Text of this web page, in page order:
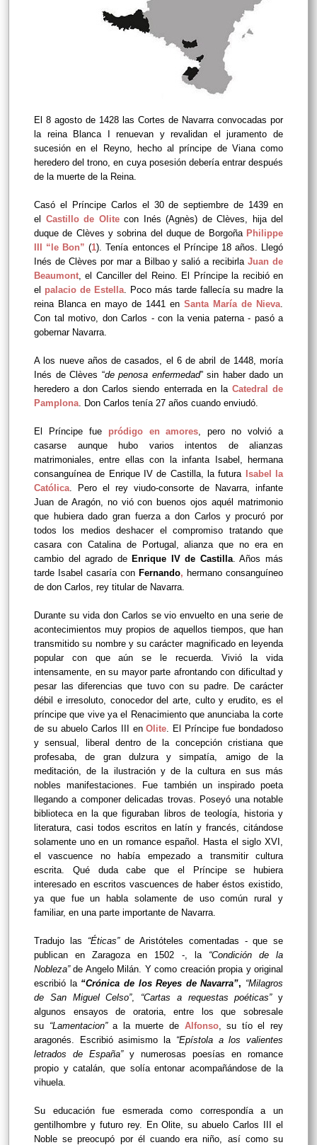
El 8 agosto de 1428 las Cortes de Navarra convocadas por
la reina Blanca I renuevan y revalidan el juramento de
sucesión en el Reyno, hecho al príncipe de Viana como
heredero del trono, en cuya posesión debería entrar después
de la muerte de la Reina.
Casó el Príncipe Carlos el 30 de septiembre de 1439 en
el Castillo de Olite con Inés (Agnès) de Clèves, hija del
duque de Clèves y sobrina del duque de Borgoña Philippe
III “le Bon” (1). Tenía entonces el Príncipe 18 años. Llegó
Inés de Clèves por mar a Bilbao y salió a recibirlaJuan de
Beaumont , el Canciller del Reino. El Príncipe la recibió en
el palacio de Estella . Poco más tarde fallecía su madre la
reina Blanca en mayo de 1441 en Santa María de Nieva
Con tal motivo, don Carlos - con la venia paterna - pasó a
gobernar Navarra.
A los nueve años de casados, el 6 de abril de 1448, moría
Inés de Clèves “de penosa enfermedad” sin haber dado un
heredero a don Carlos siendo enterrada en la Catedral de
Pamplona . Don Carlos tenía 27 años cuando enviudó.
El Príncipe fue pródigo en amores , pero no volvió a
casarse aunque hubo varios intentos de alianzas
matrimoniales, entre ellas con la infanta Isabel, hermana
consanguínea de Enrique IV de Castilla, la futura
Isabel la
Católica . Pero el rey viudo-consorte de Navarra, infante
Juan de Aragón, no vió con buenos ojos aquél matrimonio
que hubiera dado gran fuerza a don Carlos y procuró por
todos los medios deshacer el compromiso tratando que
casara con Catalina de Portugal, alianza que no era en
cambio del agrado de Enrique IV de Castilla. Años más
tarde Isabel casaría con Fernando, hermano consanguíneo
de don Carlos, rey titular de Navarra.
Durante su vida don Carlos se vio envuelto en una serie de
acontecimientos muy propios de aquellos tiempos, que han
transmitido su nombre y su carácter magnificado en leyenda
popular con que aún se le recuerda. Vivió la vida
intensamente, en su mayor parte afrontando con dificultad y
pesar las diferencias que tuvo con su padre. De carácter
débil e irresoluto, conocedor del arte, culto y erudito, es el
príncipe que vive ya el Renacimiento que anunciaba la corte
de su abuelo Carlos III enOlite . El Príncipe fue bondadoso
y sensual, liberal dentro de la concepción cristiana que
profesaba, de gran dulzura y simpatía, amigo de la
meditación, de la ilustración y de la cultura en sus más
nobles manifestaciones. Fue también un inspirado poeta
llegando a componer delicadas trovas. Poseyó una notable
biblioteca en la que figuraban libros de teología, historia y
literatura, casi todos escritos en latín y francés, citándose
solamente uno en un romance español. Hasta el siglo XVI,
el vascuence no había empezado a transmitir cultura
escrita. Qué duda cabe que el Príncipe se hubiera
interesado en escritos vascuences de haber éstos existido,
ya que fue un habla solamente de uso común rural y
familiar, en una parte importante de Navarra.
Tradujo las “Éticas”de Aristóteles comentadas - que se
publican en Zaragoza en 1502 -, la “Condición de la
Nobleza”de Angelo Milán. Y como creación propia y original
escribió la “Crónica de los Reyes de Navarra”, “Milagros
de San Miguel Celso”, “Cartas a requestas poéticas”y
algunos ensayos de oratoria, entre los que sobresale
su “Lamentacion”a la muerte de Alfonso, su tío el rey
aragonés. Escribió asimismo la “Epístola a los valientes
letrados de España”y numerosas poesías en romance
propio y catalán, que solía entonar acompañándose de la
vihuela.
Su educación fue esmerada como correspondía a un
gentilhombre y futuro rey. En Olite, su abuelo Carlos III el
Noble se preocupó por él cuando era niño, así como su